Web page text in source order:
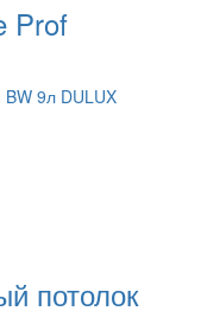
Prof
потолок